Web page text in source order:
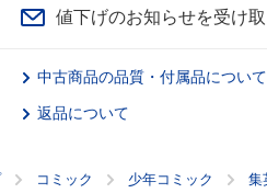
値下げのお知らせを受け取
中古商品の品質・付属品について
返品について
コミック 少年コミック 集